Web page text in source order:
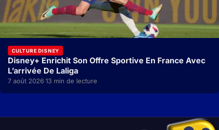
CULTURE DISNEY
Disney+ Enrichit Son Offre Sportive En France Avec
L’arrivée De Laliga
7 août 2026·13 min de lecture